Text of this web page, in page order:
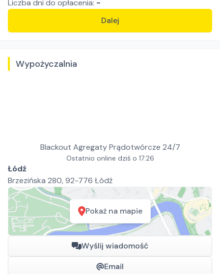
Liczba dni do opłacenia: -
Dalej
Wypożyczalnia
Blackout Agregaty Prądotwórcze 24/7
Ostatnio online dziś o 17:26
Łódź
Brzezińska 280, 92-776 Łódź
Pokaż na mapie
Wyślij wiadomość
Email